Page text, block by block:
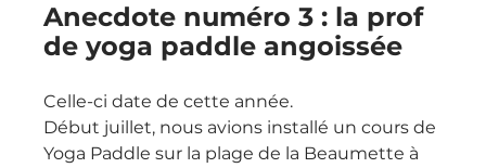
Anecdote numéro 3 : la prof
de yoga paddle angoissée
Celle-ci date de cette année.
Début juillet, nous avions installé un cours de
Yoga Paddle sur la plage de la Beaumette à